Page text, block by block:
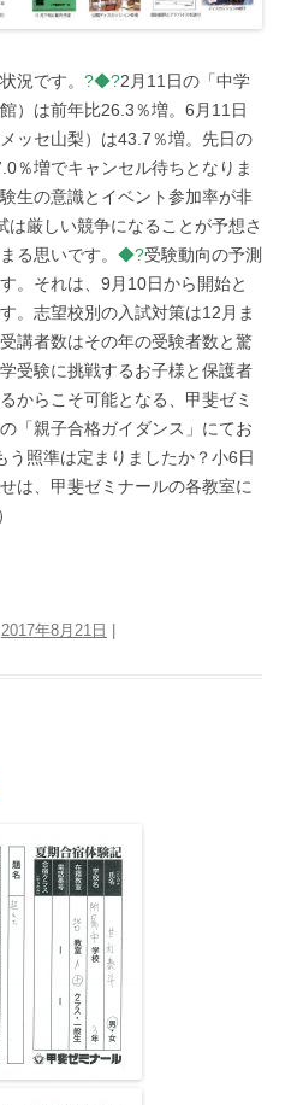
況です。 ?◆?2月11日の「中学
）は前年比26.3％増。6月11日
ッセ山梨）は43.7％増。先日の
％増でキャンセル待ちとなりま
生の意識とイベント参加率が非
厳しい競争になることが予想さ
る思いです。 ◆?受験動向の予測
。それは、9月10日から開始と
。志望校別の入試対策は12月ま
講者数はその年の受験者数と驚
受験に挑戦するお子様と保護者
からこそ可能となる、甲斐ゼミ
「親子合格ガイダンス」にてお
う照準は定まりましたか？小6日
は、甲斐ゼミナールの各教室に
2017年8月21日